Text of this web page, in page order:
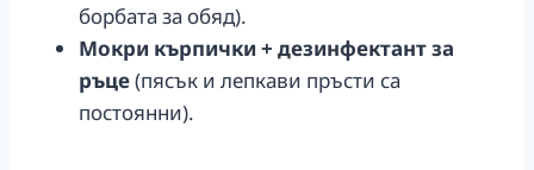
борбата за обяд).
Мокри кърпички + дезинфектант за
ръце(пясък и лепкави пръсти са
постоянни).